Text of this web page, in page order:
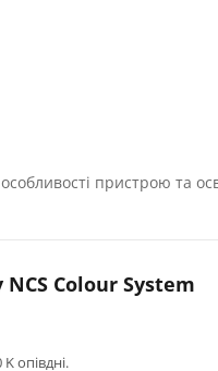
пристрою та
NCS Colour System
опівдні.